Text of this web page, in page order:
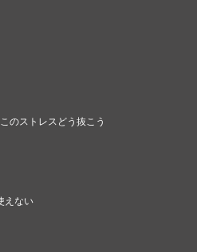
のストレスどう抜こう
えない